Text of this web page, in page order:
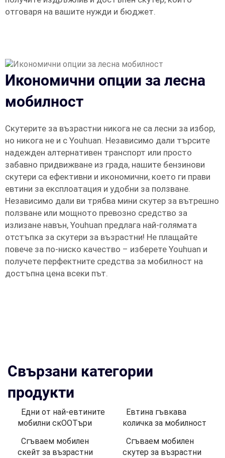
отговаря на вашите нужди и бюджет.
Икономични опции за лесна
мобилност
Скутерите за възрастни никога не са лесни за избор,
но никога не и с Youhuan. Независимо дали търсите
надежден алтернативен транспорт или просто
забавно придвижване из града, нашите бензинови
скутери са ефективни и икономични, което ги прави
евтини за експлоатация и удобни за ползване.
Независимо дали ви трябва мини скутер за вътрешно
ползване или мощното превозно средство за
излизане навън, Youhuan предлага най-голямата
отстъпка за скутери за възрастни! Не плащайте
повече за по-ниско качество – изберете Youhuan и
получете перфектните средства за мобилност на
достъпна цена всеки път.
Свързани категории
продукти
Едни от най-евтините
мобилни скOOTъри
Евтина гъвкава
количка за мобилност
Сгъваем мобилен
скейт за възрастни
Сгъваем мобилен
скутер за възрастни